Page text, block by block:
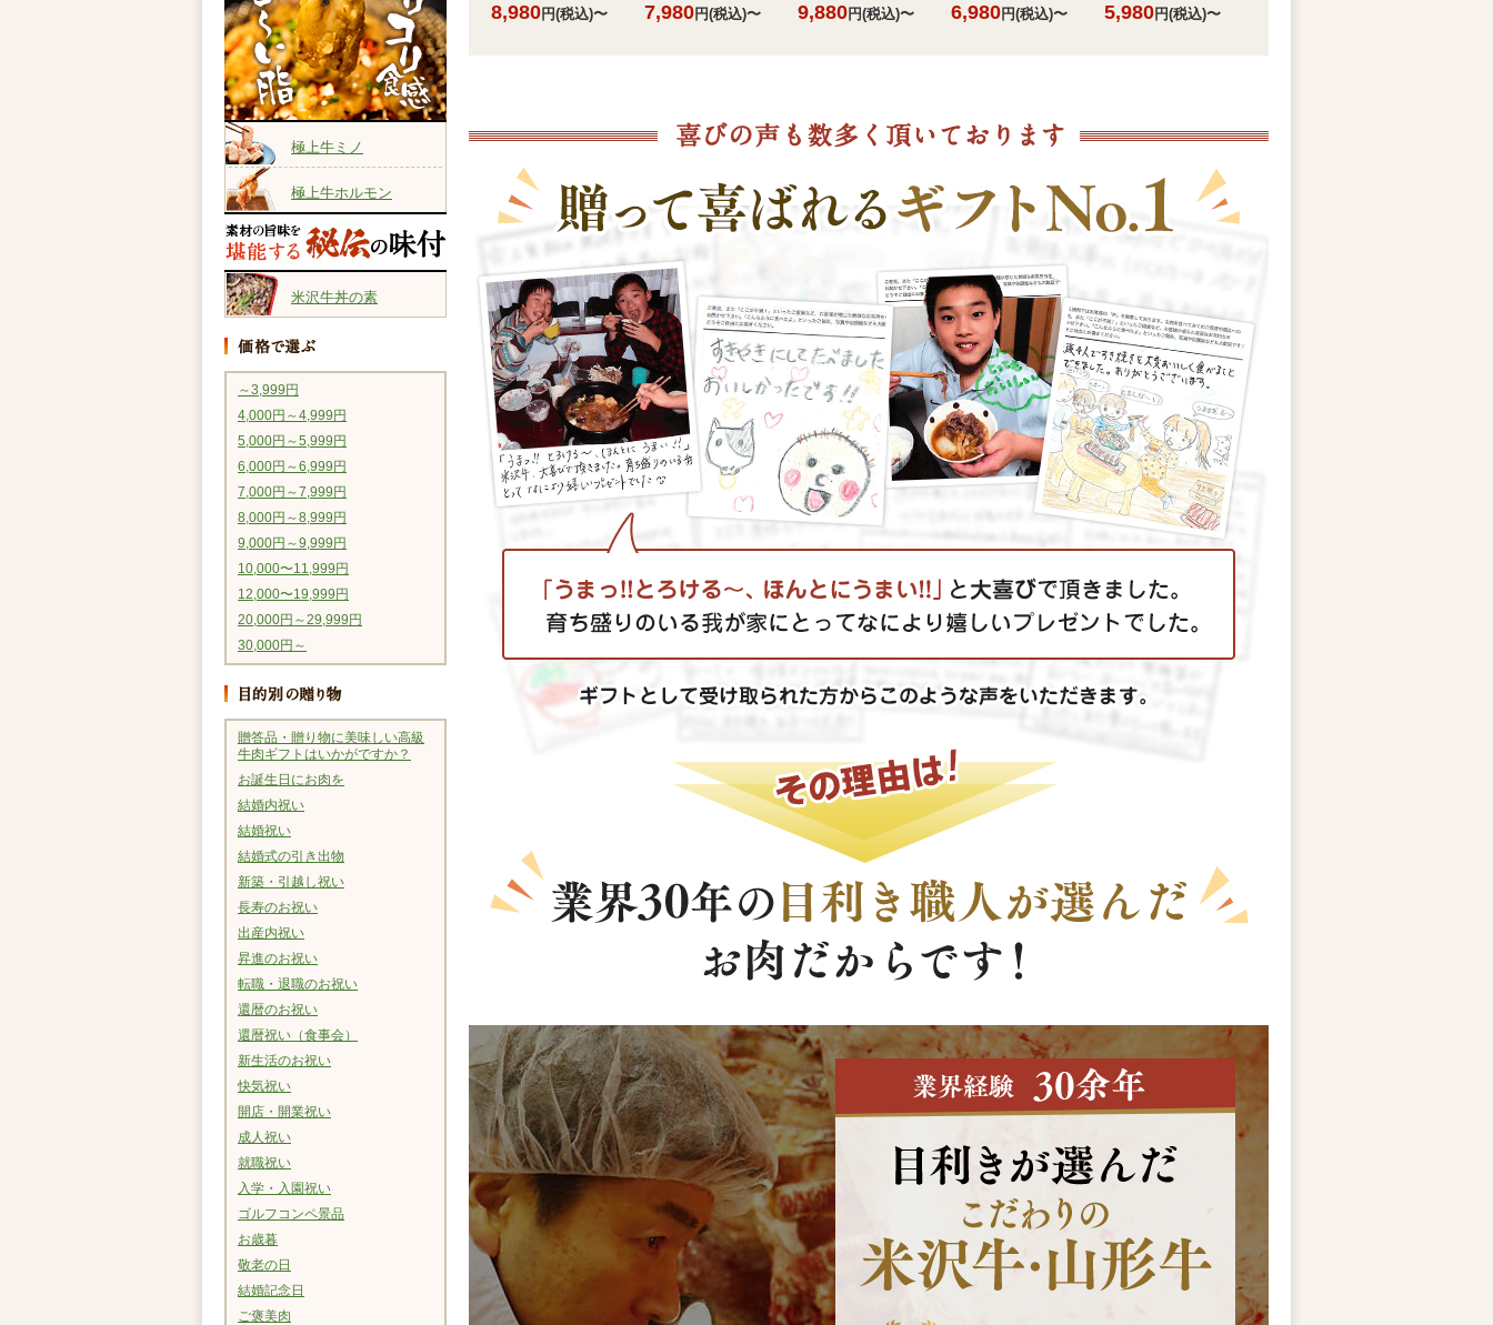
極上牛ミノ
極上牛ホルモン
米沢牛丼の素
～3,999円
4,000円～4,999円
5,000円～5,999円
6,000円～6,999円
7,000円～7,999円
8,000円～8,999円
9,000円～9,999円
10,000〜11,999円
12,000〜19,999円
20,000円～29,999円
30,000円～
贈答品・贈り物に美味しい高級
牛肉ギフトはいかがですか？
お誕生日にお肉を
結婚内祝い
結婚祝い
結婚式の引き出物
新築・引越し祝い
長寿のお祝い
出産内祝い
昇進のお祝い
転職・退職のお祝い
還暦のお祝い
還暦祝い（食事会）
新生活のお祝い
快気祝い
開店・開業祝い
成人祝い
就職祝い
入学・入園祝い
ゴルフコンペ景品
お歳暮
敬老の日
結婚記念日
ご褒美肉
8,980円(税込)〜 7,980円(税込)〜 9,880円(税込)〜 6,980円(税込)〜 5,980円(税込)〜